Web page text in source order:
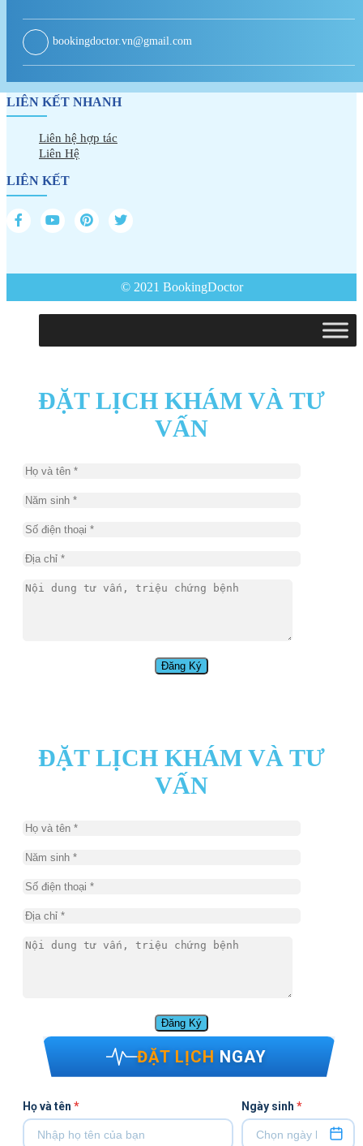
bookingdoctor.vn@gmail.com
LIÊN KẾT NHANH
Liên hệ hợp tác
Liên Hệ
LIÊN KẾT
© 2021 BookingDoctor
ĐẶT LỊCH KHÁM VÀ TƯ
VẤN
ĐẶT LỊCH KHÁM VÀ TƯ
VẤN
ĐẶT LỊCH NGAY
Họ và tên * Ngày sinh*